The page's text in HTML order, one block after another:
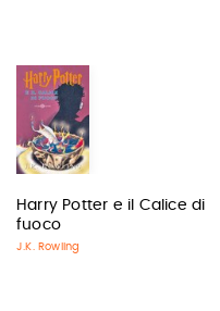
Harry Potter e il Calice di
fuoco
J.K. Rowling